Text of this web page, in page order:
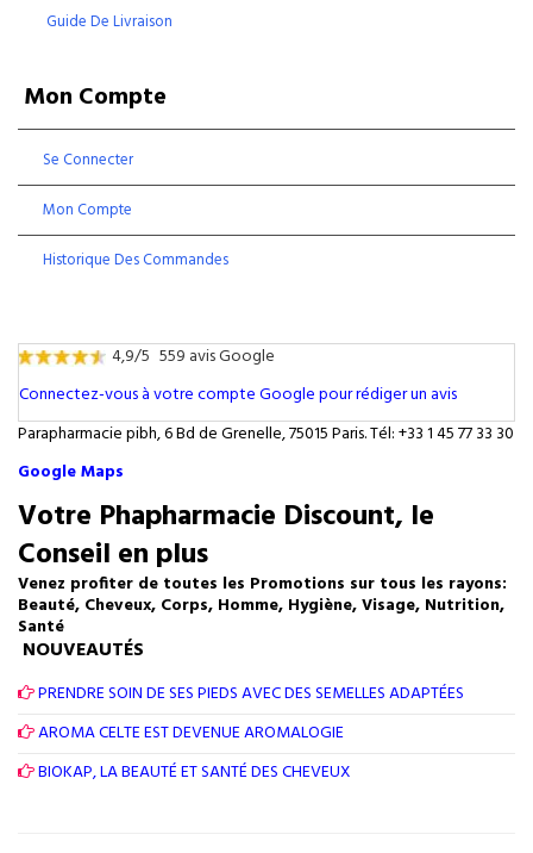
Guide De Livraison
Mon Compte
Se Connecter
Mon Compte
Historique Des Commandes
4,9/5 559 avis Google
Connectez-vous à votre compte Google pour rédiger un avis
Parapharmacie pibh, 6 Bd de Grenelle, 75015 Paris. Tél: +33 1 45 77 33 30
Google Maps
Votre Phapharmacie Discount, le
Conseil en plus
Venez profiter de toutes les Promotions sur tous les rayons:
Beauté, Cheveux, Corps, Homme, Hygiène, Visage, Nutrition,
Santé
NOUVEAUTÉS
PRENDRE SOIN DE SES PIEDS AVEC DES SEMELLES ADAPTÉES
AROMA CELTE EST DEVENUE AROMALOGIE
BIOKAP, LA BEAUTÉ ET SANTÉ DES CHEVEUX